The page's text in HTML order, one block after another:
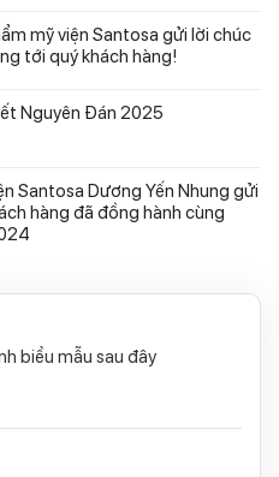
mỹ viện Santosa gửi lời chúc
tới quý khách hàng!
Nguyên Đán 2025
Santosa Dương Yến Nhung gửi
hàng đã đồng hành cùng
biểu mẫu sau đây